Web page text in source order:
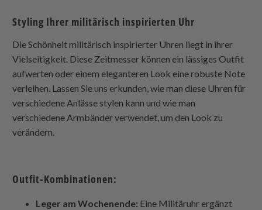
Styling Ihrer militärisch inspirierten Uhr
Die Schönheit militärisch inspirierter Uhren liegt in ihrer
Vielseitigkeit. Diese Zeitmesser können ein lässiges Outfit
aufwerten oder einem eleganteren Look eine robuste Note
verleihen. Lassen Sie uns erkunden, wie man diese Uhren für
verschiedene Anlässe stylen kann und wie man
verschiedene Armbänder verwendet, um den Look zu
verändern.
Outfit-Kombinationen:
Leger am Wochenende: Eine Militäruhr ergänzt